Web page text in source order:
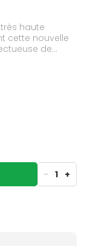
très haute
cette nouvelle
de
au toucher
aux
onctueuse fond
Son délicat
encore et
et aux
- 1 +